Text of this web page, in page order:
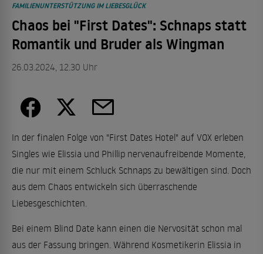
FAMILIENUNTERSTÜTZUNG IM LIEBESGLÜCK
Chaos bei "First Dates": Schnaps statt
Romantik und Bruder als Wingman
26.03.2024, 12.30 Uhr
In der finalen Folge von "First Dates Hotel" auf VOX erleben
Singles wie Elissia und Phillip nervenaufreibende Momente,
die nur mit einem Schluck Schnaps zu bewältigen sind. Doch
aus dem Chaos entwickeln sich überraschende
Liebesgeschichten.
Bei einem Blind Date kann einen die Nervosität schon mal
aus der Fassung bringen. Während Kosmetikerin Elissia in